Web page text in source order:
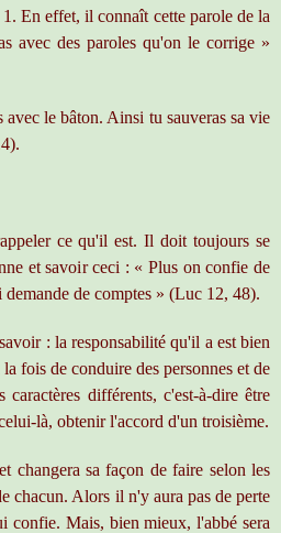
En effet, il connaît cette parole de la
avec des paroles qu'on le corrige »
le bâton. Ainsi tu sauveras sa vie
ce qu'il est. Il doit toujours se
et savoir ceci : « Plus on confie de
de comptes » (Luc 12, 48).
: la responsabilité qu'il a est bien
fois de conduire des personnes et de
caractères différents, c'est-à-dire être
là, obtenir l'accord d'un troisième.
changera sa façon de faire selon les
chacun. Alors il n'y aura pas de perte
confie. Mais, bien mieux, l'abbé sera